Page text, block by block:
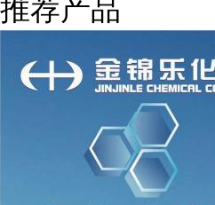
推荐产品